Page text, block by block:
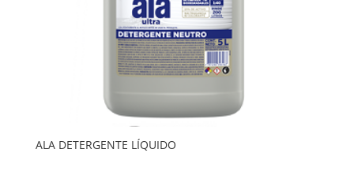
ALA DETERGENTE LÍQUIDO